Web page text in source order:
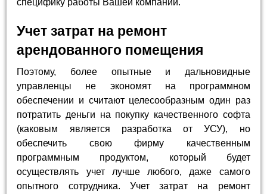
Учет затрат на ремонт
арендованного помещения
Поэтому, более опытные и дальновидные
управленцы не экономят на программном
обеспечении и считают целесообразным один раз
потратить деньги на покупку качественного софта
(каковым является разработка от УСУ), но
обеспечить свою фирму качественным
программным продуктом, который будет
осуществлять учет лучше любого, даже самого
опытного сотрудника. Учет затрат на ремонт